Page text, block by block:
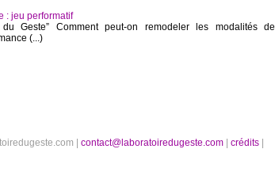
: jeu performatif
Geste” Comment peut-on remodeler les modalités de
(...)
| contact@laboratoiredugeste.com crédits